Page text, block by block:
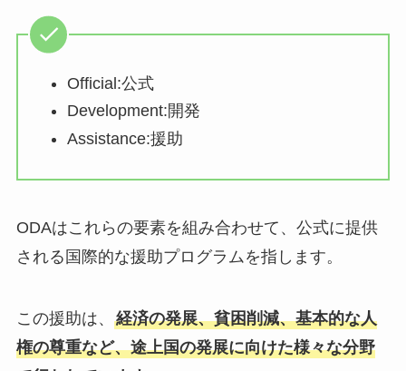
Official:公式
Development:開発
Assistance:援助
ODAはこれらの要素を組み合わせて、公式に提供
される国際的な援助プログラムを指します。
この援助は、 経済の発展、貧困削減、基本的な人
権の尊重など、途上国の発展に向けた様々な分野